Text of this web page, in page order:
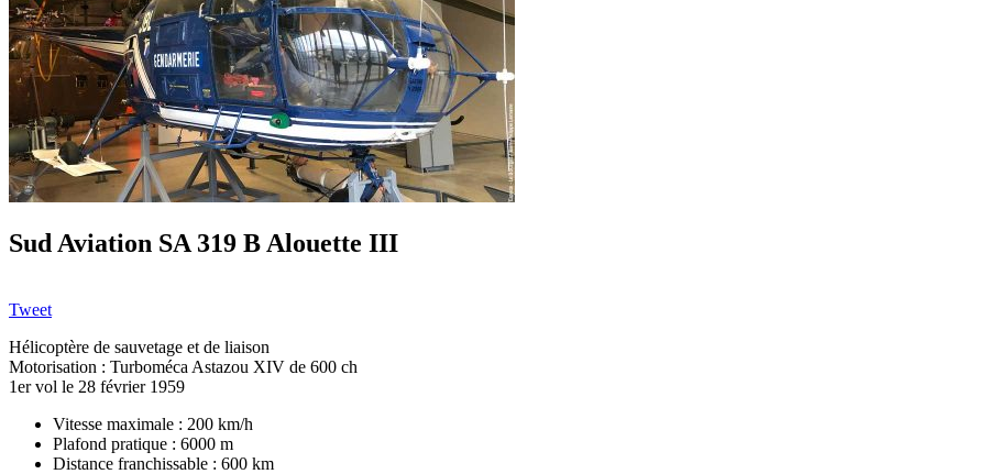
Sud Aviation SA 319 B Alouette III
Tweet
Hélicoptère de sauvetage et de liaison
Motorisation : Turboméca Astazou XIV de 600 ch
1er vol le 28 février 1959
Vitesse maximale : 200 km/h
Plafond pratique : 6000 m
Distance franchissable : 600 km